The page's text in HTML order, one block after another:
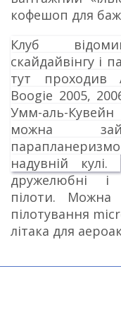
кофешоп для
Клуб
скайдайвінгу і
тут проходив
Boogie 2005,
Умм-аль-
можна
надувній кулі.
дружелюбні і
пілоти. Можна
пілотування
літака для